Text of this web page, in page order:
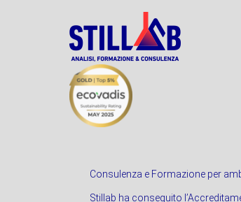
Consulenza e Formazione per
Stillab ha conseguito